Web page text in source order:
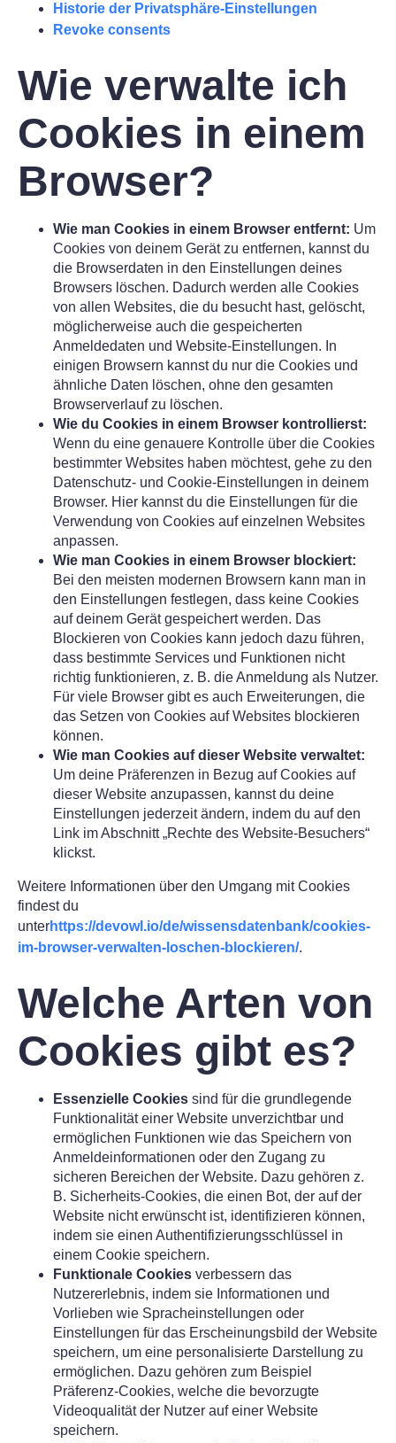
Historie der Privatsphäre-Einstellungen
Revoke consents
Wie verwalte ich
Cookies in einem
Browser?
Wie man Cookies in einem Browser entfernt: Um
Cookies von deinem Gerät zu entfernen, kannst du
die Browserdaten in den Einstellungen deines
Browsers löschen. Dadurch werden alle Cookies
von allen Websites, die du besucht hast, gelöscht,
möglicherweise auch die gespeicherten
Anmeldedaten und Website-Einstellungen. In
einigen Browsern kannst du nur die Cookies und
ähnliche Daten löschen, ohne den gesamten
Browserverlauf zu löschen.
Wie du Cookies in einem Browser kontrollierst:
Wenn du eine genauere Kontrolle über die Cookies
bestimmter Websites haben möchtest, gehe zu den
Datenschutz- und Cookie-Einstellungen in deinem
Browser. Hier kannst du die Einstellungen für die
Verwendung von Cookies auf einzelnen Websites
anpassen.
Wie man Cookies in einem Browser blockiert:
Bei den meisten modernen Browsern kann man in
den Einstellungen festlegen, dass keine Cookies
auf deinem Gerät gespeichert werden. Das
Blockieren von Cookies kann jedoch dazu führen,
dass bestimmte Services und Funktionen nicht
richtig funktionieren, z. B. die Anmeldung als Nutzer.
Für viele Browser gibt es auch Erweiterungen, die
das Setzen von Cookies auf Websites blockieren
können.
Wie man Cookies auf dieser Website verwaltet:
Um deine Präferenzen in Bezug auf Cookies auf
dieser Website anzupassen, kannst du deine
Einstellungen jederzeit ändern, indem du auf den
Link im Abschnitt „Rechte des Website-Besuchers“
klickst.
Weitere Informationen über den Umgang mit Cookies
findest du
unterhttps://devowl.io/de/wissensdatenbank/cookies-
im-browser-verwalten-loschen-blockieren/.
Welche Arten von
Cookies gibt es?
Essenzielle Cookies sind für die grundlegende
Funktionalität einer Website unverzichtbar und
ermöglichen Funktionen wie das Speichern von
Anmeldeinformationen oder den Zugang zu
sicheren Bereichen der Website. Dazu gehören z.
B. Sicherheits-Cookies, die einen Bot, der auf der
Website nicht erwünscht ist, identifizieren können,
indem sie einen Authentifizierungsschlüssel in
einem Cookie speichern.
Funktionale Cookies verbessern das
Nutzererlebnis, indem sie Informationen und
Vorlieben wie Spracheinstellungen oder
Einstellungen für das Erscheinungsbild der Website
speichern, um eine personalisierte Darstellung zu
ermöglichen. Dazu gehören zum Beispiel
Präferenz-Cookies, welche die bevorzugte
Videoqualität der Nutzer auf einer Website
speichern.